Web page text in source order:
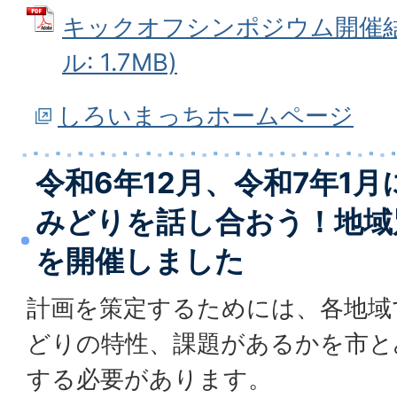
キックオフシンポジウム開催
ル: 1.7MB)
しろいまっちホームページ
令和6年12月、令和7年1月
みどりを話し合おう！地
を開催しました
計画を策定するためには、各地
どりの特性、課題があるかを市
する必要があります。